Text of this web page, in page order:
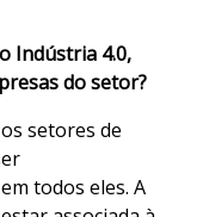
Indústria 4.0,
do setor?
setores de
todos eles. A